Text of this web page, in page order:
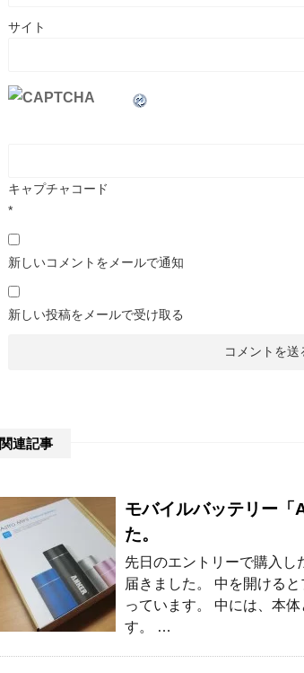
サイト
キャプチャコード
*
新しいコメントをメールで通知
新しい投稿をメールで受け取る
関連記事
モバイルバッテリー
た。
先日のエントリーで購入し
届きました。 中を開ける
っています。 中には、本
す。 …